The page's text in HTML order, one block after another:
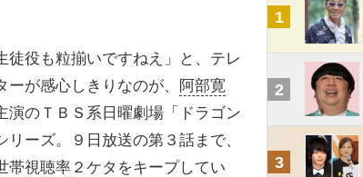
徒役も粒揃いですねえ」と、テレ
ーが感心しきりなのが、
阿部寛
演のＴＢＳ系日曜劇場「ドラゴン
リーズ。９日放送の第３話まで、
帯視聴率 ２ケタをキープしてい
1
2
3